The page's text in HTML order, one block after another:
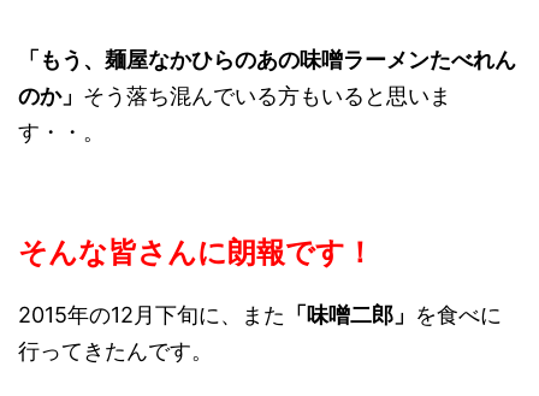
「もう、麺屋なかひらのあの味噌ラーメンたべれん
のか」 そう落ち混んでいる方もいると思いま
す・・。
そんな皆さんに朗報です！
2015年の12月下旬に、また 「味噌二郎」 を食べに
行ってきたんです。